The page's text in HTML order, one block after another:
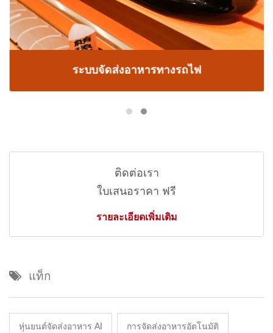
ระบบจัดส่งอาหารทางรถไฟ
ติดต่อเรา
ใบเสนอราคา ฟรี
รายละเอียดเพิ่มเติม
แท็ก
หุ่นยนต์จัดส่งอาหาร AI การจัดส่งอาหารอัตโนมัติ